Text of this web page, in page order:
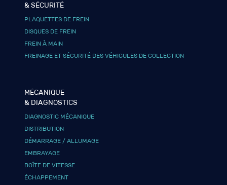
& SÉCURITÉ
PLAQUETTES DE FREIN
DISQUES DE FREIN
FREIN À MAIN
FREINAGE ET SÉCURITÉ DES VÉHICULES DE COLLECTION
MÉCANIQUE
& DIAGNOSTICS
DIAGNOSTIC MÉCANIQUE
DISTRIBUTION
DÉMARRAGE / ALLUMAGE
EMBRAYAGE
BOÎTE DE VITESSE
ÉCHAPPEMENT